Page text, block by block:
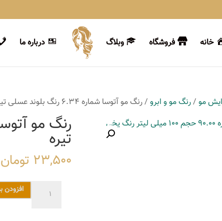
خانه فروشگاه وبلاگ درباره ما
مو /رنگ مو و ابرو / رنگ مو آتوسا شماره 6.34 رنگ بلوند عسلی تیره
تیره
23,500 تومان
افزودن